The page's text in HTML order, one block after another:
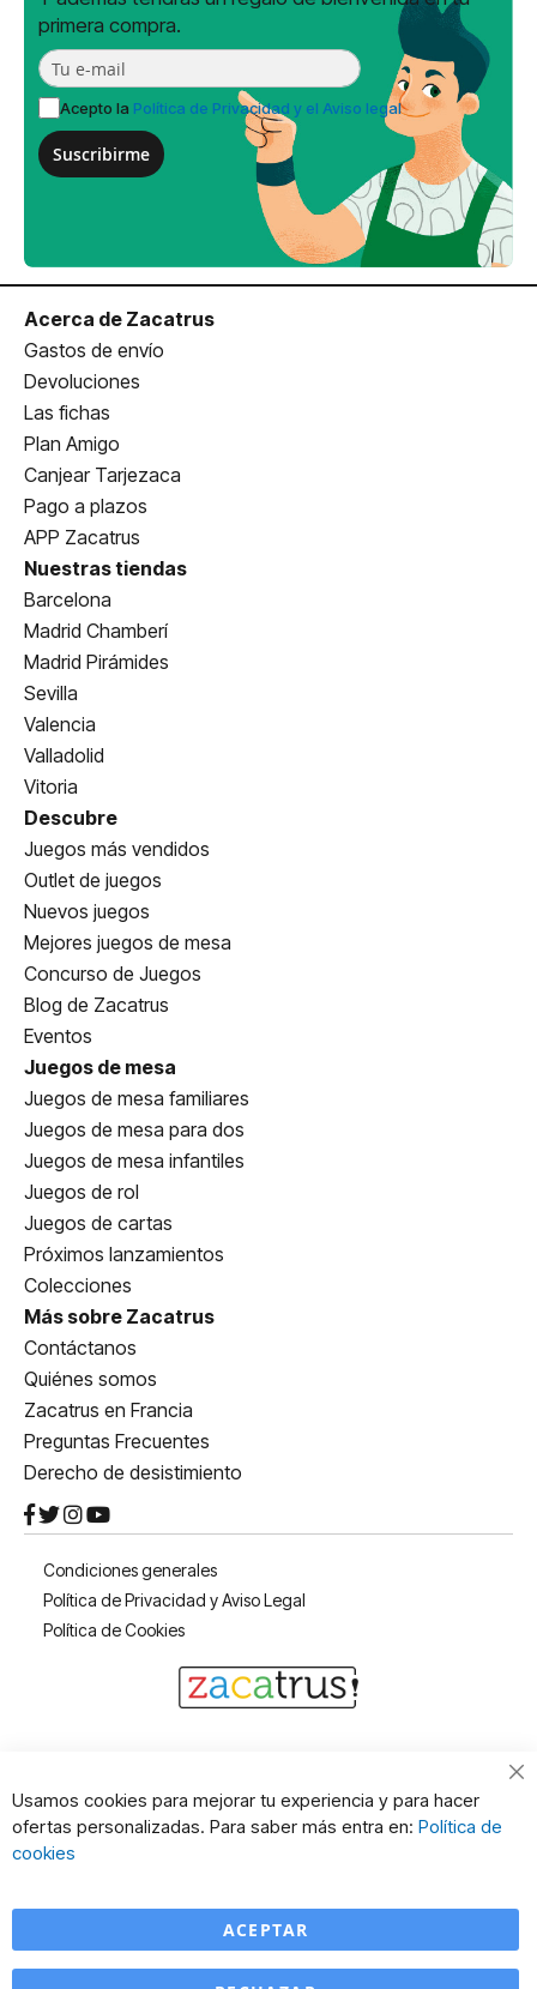
primera compra.
Acepto la Política de Privacidad y el Aviso legal
Suscribirme
Acerca de Zacatrus
Gastos de envío
Devoluciones
Las fichas
Plan Amigo
Canjear Tarjezaca
Pago a plazos
APP Zacatrus
Nuestras tiendas
Barcelona
Madrid Chamberí
Madrid Pirámides
Sevilla
Valencia
Valladolid
Vitoria
Descubre
Juegos más vendidos
Outlet de juegos
Nuevos juegos
Mejores juegos de mesa
Concurso de Juegos
Blog de Zacatrus
Eventos
Juegos de mesa
Juegos de mesa familiares
Juegos de mesa para dos
Juegos de mesa infantiles
Juegos de rol
Juegos de cartas
Próximos lanzamientos
Colecciones
Más sobre Zacatrus
Contáctanos
Quiénes somos
Zacatrus en Francia
Preguntas Frecuentes
Derecho de desistimiento
Condiciones generales
Política de Privacidad y Aviso Legal
Política de Cookies
Usamos cookies para mejorar tu experiencia y para hacer
ofertas personalizadas. Para saber más entra en: Política de
cookies
ACEPTAR